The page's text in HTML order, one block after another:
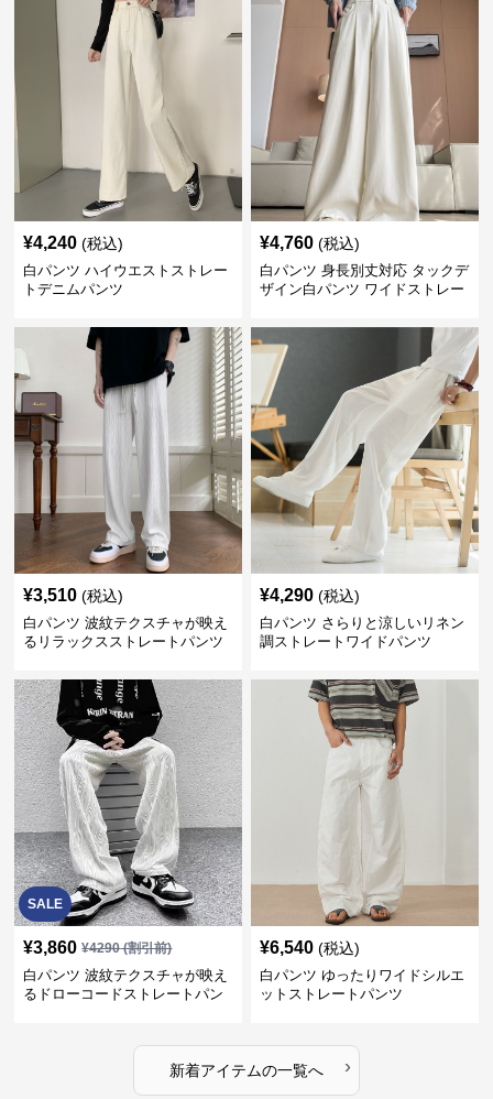
¥4,240 (税込)
白パンツ ハイウエストストレー
トデニムパンツ
¥4,760 (税込)
白パンツ 身長別丈対応 タックデ
ザイン白パンツ ワイドストレー
¥3,510 (税込)
白パンツ 波紋テクスチャが映え
るリラックスストレートパンツ
¥4,290 (税込)
白パンツ さらりと涼しいリネン
調ストレートワイドパンツ
SALE
¥3,860 ¥4290(割引前)
白パンツ 波紋テクスチャが映え
るドローコードストレートパン
¥6,540 (税込)
白パンツ ゆったりワイドシルエ
ットストレートパンツ
新着アイテムの一覧へ ›